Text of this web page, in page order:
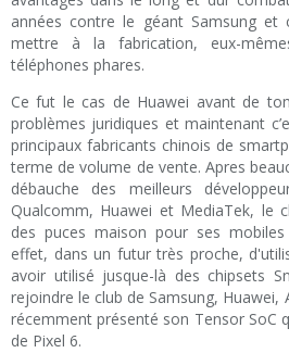
années contre le géant Samsung et
mettre à la fabrication, eux-
téléphones phares.
Ce fut le cas de Huawei avant de
problèmes juridiques et maintenant
principaux fabricants chinois de
terme de volume de vente. Apres
débauche des meilleurs
Qualcomm, Huawei et MediaTek, le
des puces maison pour ses
effet, dans un futur très proche,
avoir utilisé jusque-là des chipsets
rejoindre le club de Samsung, Huawei,
récemment présenté son Tensor SoC
de Pixel 6.